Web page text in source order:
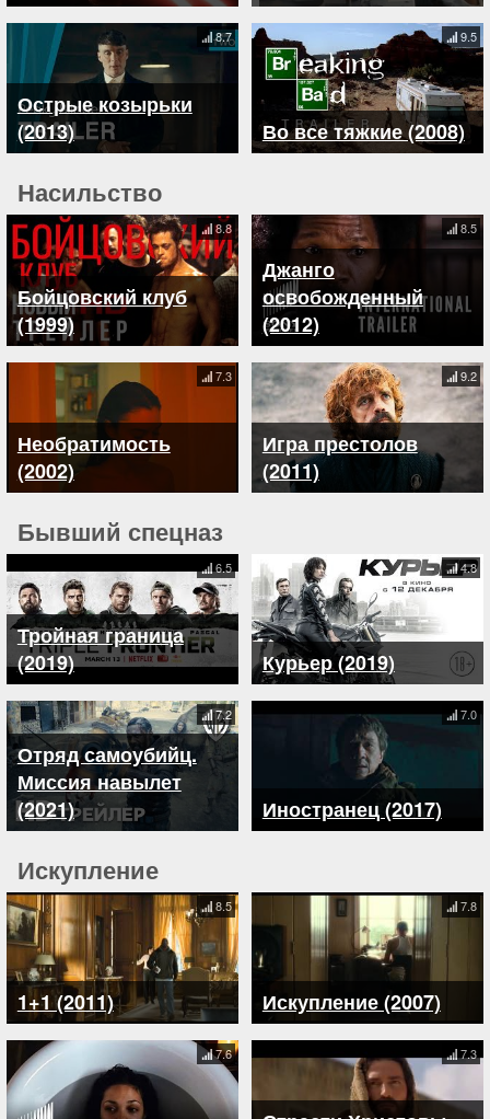
Острые козырьки
(2013)
8.7
Во все тяжкие (2008)
9.5
Насильство
Бойцовский клуб
(1999)
8.8
Джанго
освобожденный
(2012)
8.5
Необратимость
(2002)
7.3
Игра престолов
(2011)
9.2
Бывший спецназ
Тройная граница
(2019)
6.5
Курьер (2019)
4.8
Отряд самоубийц.
Миссия навылет
(2021)
7.2
Иностранец (2017)
7.0
Искупление
1+1 (2011)
8.5
Искупление (2007)
7.8
7.6 7.3